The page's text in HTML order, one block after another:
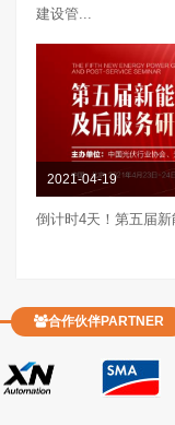
建设管...
2021-04-19
倒计时4天！第五届
合作伙伴PARTNER